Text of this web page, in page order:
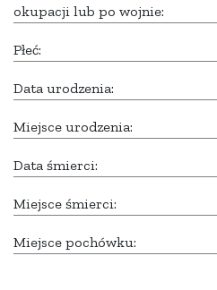
okupacji lub po wojnie:
Płeć:
Data urodzenia:
Miejsce urodzenia:
Data śmierci:
Miejsce śmierci:
Miejsce pochówku: